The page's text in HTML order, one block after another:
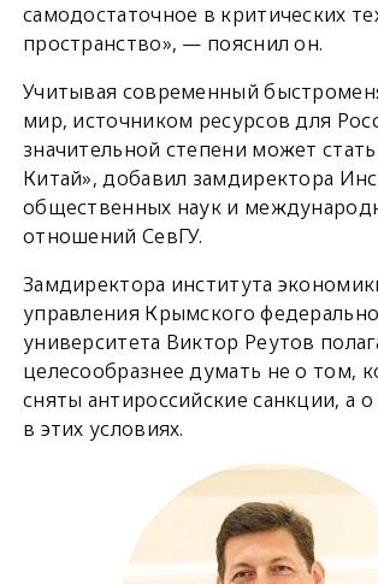
самодостаточное в критических
пространство», — пояснил он.
Учитывая современный
мир, источником ресурсов для
значительной степени может
Китай», добавил замдиректора
общественных наук и
отношений СевГУ.
Замдиректора института
управления Крымского
университета Виктор Реутов
целесообразнее думать не о том,
сняты антироссийские санкции, а
в этих условиях.